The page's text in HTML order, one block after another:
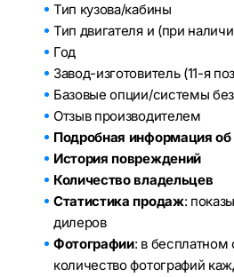
Тип кузова/кабины
Тип двигателя и (при
Год
Завод-изготовитель (11-я
Базовые опции/системы
Отзыв производителем
Подробная информация
История повреждений
Количество владельцев
Статистика продаж:
дилеров
Фотографии: в бесплатном
количество фотографий